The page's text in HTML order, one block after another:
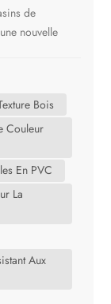
de
nouvelle
vous
PVC laminé.
de ces
de
gamme de
à votre
de vos
Bois
Couleur
En PVC
La
Aux